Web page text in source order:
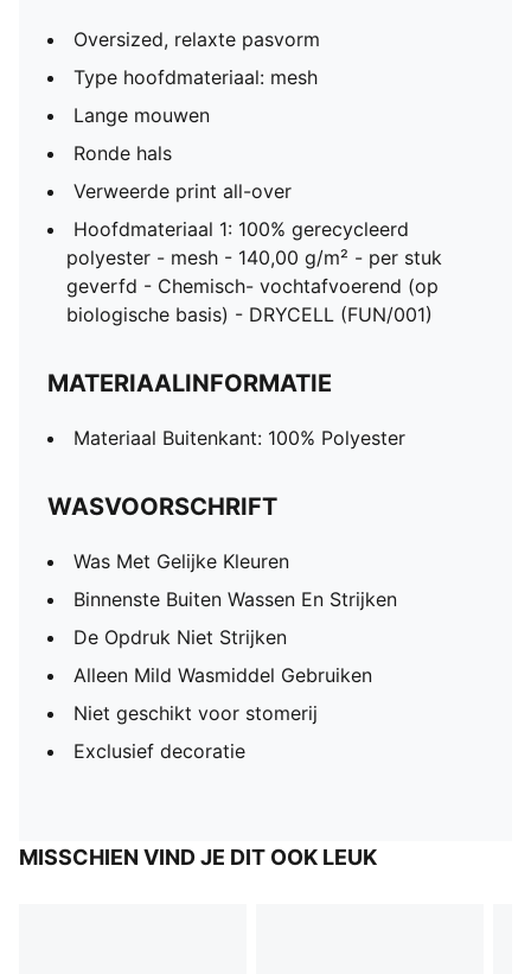
Oversized, relaxte pasvorm
Type hoofdmateriaal: mesh
Lange mouwen
Ronde hals
Verweerde print all-over
Hoofdmateriaal 1: 100% gerecycleerd
polyester - mesh - 140,00 g/m² - per stuk
geverfd - Chemisch- vochtafvoerend (op
biologische basis) - DRYCELL (FUN/001)
MATERIAALINFORMATIE
Materiaal Buitenkant: 100% Polyester
WASVOORSCHRIFT
Was Met Gelijke Kleuren
Binnenste Buiten Wassen En Strijken
De Opdruk Niet Strijken
Alleen Mild Wasmiddel Gebruiken
Niet geschikt voor stomerij
Exclusief decoratie
MISSCHIEN VIND JE DIT OOK LEUK